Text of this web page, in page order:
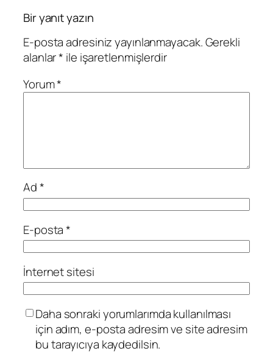
Bir yanıt yazın
E-posta adresiniz yayınlanmayacak.Gerekli
alanlar* ile işaretlenmişlerdir
Yorum*
Ad*
E-posta*
İnternet sitesi
Daha sonraki yorumlarımda kullanılması
için adım, e-posta adresim ve site adresim
bu tarayıcıya kaydedilsin.